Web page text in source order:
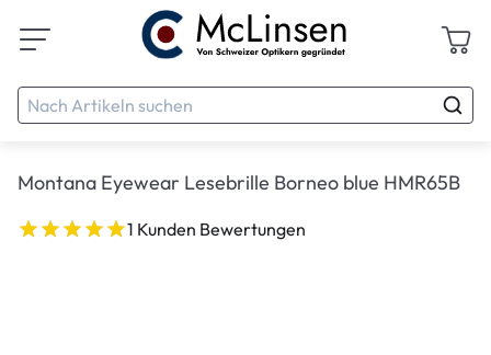
Montana Eyewear Lesebrille Borneo blue HMR65B
1 Kunden Bewertungen